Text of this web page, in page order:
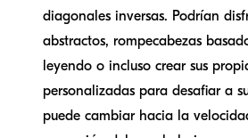
diagonales inversas. Podrían
abstractos, rompecabezas
leyendo o incluso crear sus
personalizadas para desafiar a
puede cambiar hacia la